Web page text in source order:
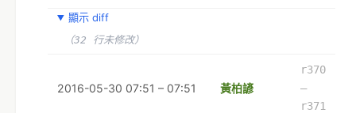
顯示 diff
（32 行未修改）
2016-05-30 07:51 – 07:51 黃柏諺
r370
–
r371